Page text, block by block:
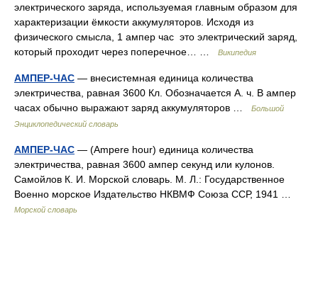
электрического заряда, используемая главным образом для
характеризации ёмкости аккумуляторов. Исходя из
физического смысла, 1 ампер час это электрический заряд,
который проходит через поперечное… …
Википедия
АМПЕР-ЧАС — внесистемная единица количества
электричества, равная 3600 Кл. Обозначается А. ч. В ампер
часах обычно выражают заряд аккумуляторов …
Большой
Энциклопедический словарь
АМПЕР-ЧАС — (Ampere hour) единица количества
электричества, равная 3600 ампер секунд или кулонов.
Самойлов К. И. Морской словарь. М. Л.: Государственное
Военно морское Издательство НКВМФ Союза ССР, 1941 …
Морской словарь